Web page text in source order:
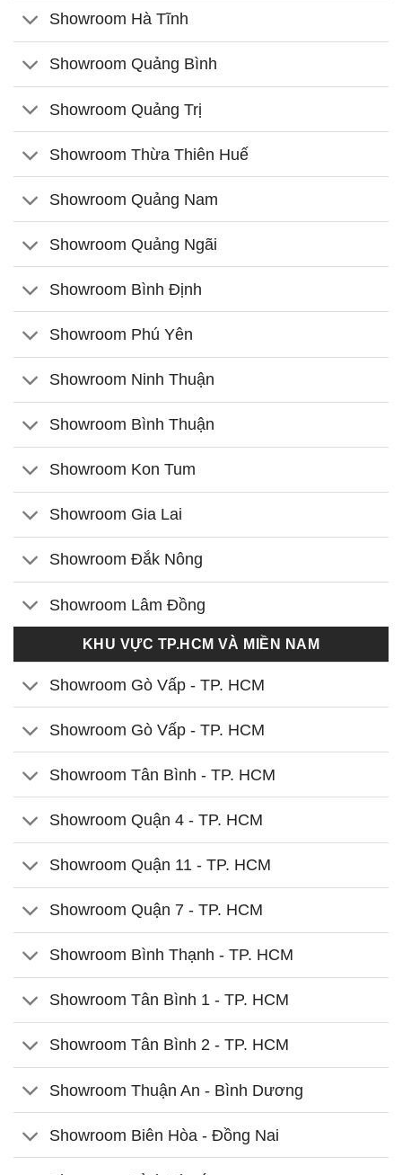
Showroom Hà Tĩnh
Showroom Quảng Bình
Showroom Quảng Trị
Showroom Thừa Thiên Huế
Showroom Quảng Nam
Showroom Quảng Ngãi
Showroom Bình Định
Showroom Phú Yên
Showroom Ninh Thuận
Showroom Bình Thuận
Showroom Kon Tum
Showroom Gia Lai
Showroom Đắk Nông
Showroom Lâm Đồng
KHU VỰC TP.HCM VÀ MIỀN NAM
Showroom Gò Vấp - TP. HCM
Showroom Gò Vấp - TP. HCM
Showroom Tân Bình - TP. HCM
Showroom Quận 4 - TP. HCM
Showroom Quận 11 - TP. HCM
Showroom Quận 7 - TP. HCM
Showroom Bình Thạnh - TP. HCM
Showroom Tân Bình 1 - TP. HCM
Showroom Tân Bình 2 - TP. HCM
Showroom Thuận An - Bình Dương
Showroom Biên Hòa - Đồng Nai